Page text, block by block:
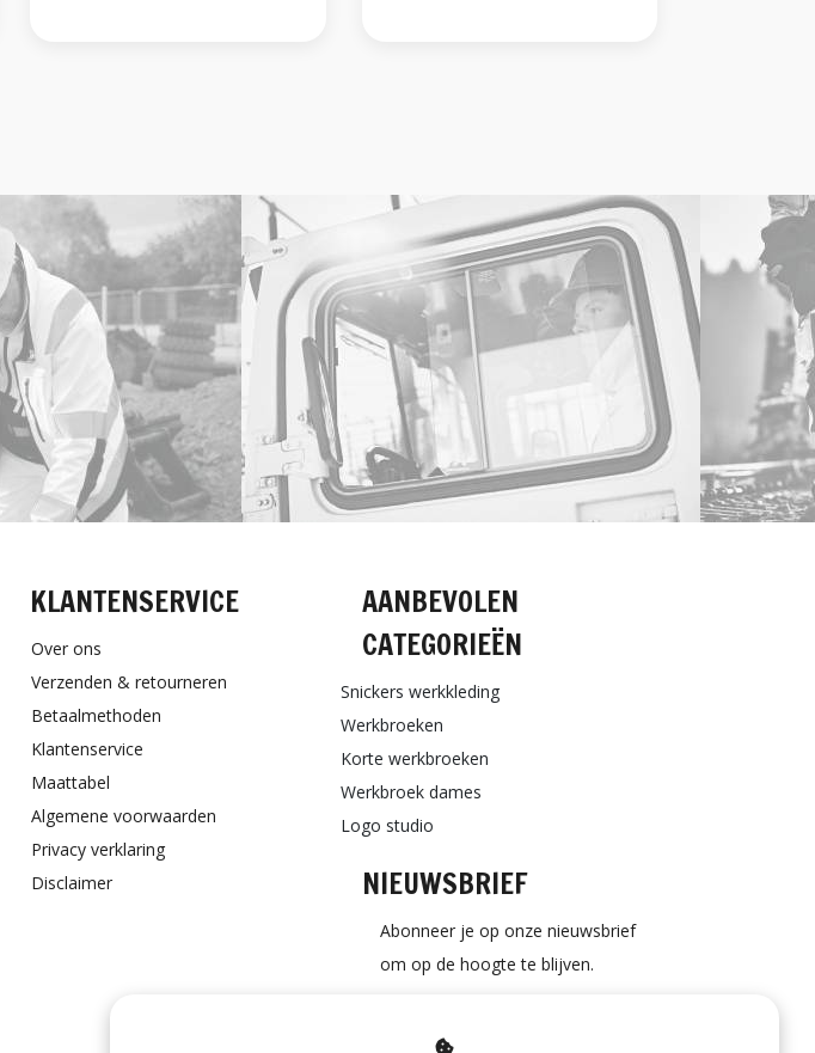
KLANTENSERVICE
Over ons
Verzenden & retourneren
Betaalmethoden
Klantenservice
Maattabel
Algemene voorwaarden
Privacy verklaring
Disclaimer
AANBEVOLEN
CATEGORIEËN
Snickers werkkleding
Werkbroeken
Korte werkbroeken
Werkbroek dames
Logo studio
NIEUWSBRIEF
Abonneer je op onze nieuwsbrief
om op de hoogte te blijven.